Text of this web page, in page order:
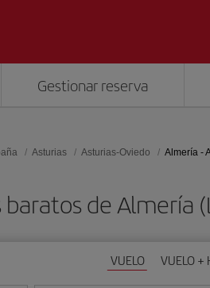
Gestionar reserva
Asturias Asturias-Oviedo Almería -
baratos de Almería
VUELO VUELO +